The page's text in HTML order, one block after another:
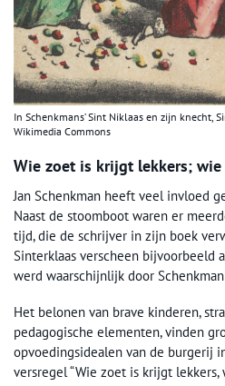
In Schenkmans’ Sint Niklaas en zijn knecht,
Wikimedia Commons
Wie zoet is krijgt lekkers;
Jan Schenkman heeft veel invloed
Naast de stoomboot waren er
tijd, die de schrijver in zijn boek
Sinterklaas verscheen bijvoorbeeld
werd waarschijnlijk door
Het belonen van brave kinderen,
pedagogische elementen, vinden
opvoedingsidealen van de burgerij
versregel “Wie zoet is krijgt lekkers,